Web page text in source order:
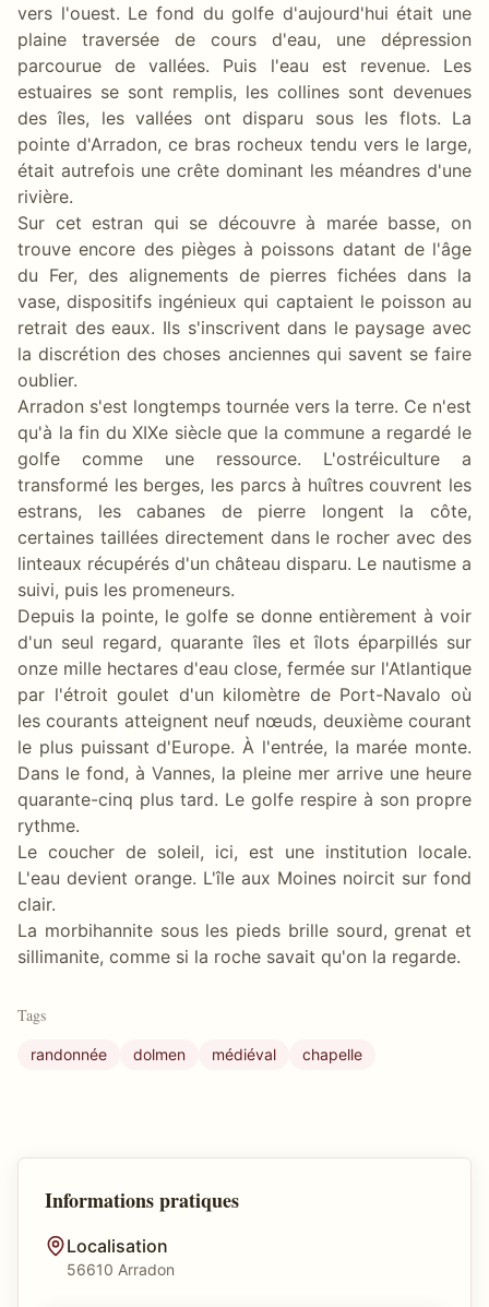
vers l'ouest. Le fond du golfe d'aujourd'hui était une
plaine traversée de cours d'eau, une dépression
parcourue de vallées. Puis l'eau est revenue. Les
estuaires se sont remplis, les collines sont devenues
des îles, les vallées ont disparu sous les flots. La
pointe d'Arradon, ce bras rocheux tendu vers le large,
était autrefois une crête dominant les méandres d'une
rivière.
Sur cet estran qui se découvre à marée basse, on
trouve encore des pièges à poissons datant de l'âge
du Fer, des alignements de pierres fichées dans la
vase, dispositifs ingénieux qui captaient le poisson au
retrait des eaux. Ils s'inscrivent dans le paysage avec
la discrétion des choses anciennes qui savent se faire
oublier.
Arradon s'est longtemps tournée vers la terre. Ce n'est
qu'à la fin du XIXe siècle que la commune a regardé le
golfe comme une ressource. L'ostréiculture a
transformé les berges, les parcs à huîtres couvrent les
estrans, les cabanes de pierre longent la côte,
certaines taillées directement dans le rocher avec des
linteaux récupérés d'un château disparu. Le nautisme a
suivi, puis les promeneurs.
Depuis la pointe, le golfe se donne entièrement à voir
d'un seul regard, quarante îles et îlots éparpillés sur
onze mille hectares d'eau close, fermée sur l'Atlantique
par l'étroit goulet d'un kilomètre de Port-Navalo où
les courants atteignent neuf nœuds, deuxième courant
le plus puissant d'Europe. À l'entrée, la marée monte.
Dans le fond, à Vannes, la pleine mer arrive une heure
quarante-cinq plus tard. Le golfe respire à son propre
rythme.
Le coucher de soleil, ici, est une institution locale.
L'eau devient orange. L'île aux Moines noircit sur fond
clair.
La morbihannite sous les pieds brille sourd, grenat et
sillimanite, comme si la roche savait qu'on la regarde.
Tags
randonnée dolmen médiéval chapelle
Informations pratiques
Localisation
56610 Arradon